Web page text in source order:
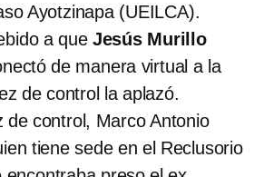
Ayotzinapa (UEILCA).
a que Jesús Murillo
de manera virtual a la
de control la aplazó.
de control, Marco Antonio
tiene sede en el Reclusorio